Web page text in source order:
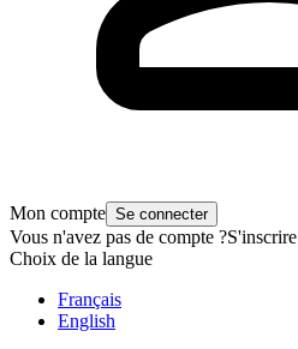
Mon compte Se connecter
Vous n'avez pas de compte ?S'inscrire
Choix de la langue
Français
English